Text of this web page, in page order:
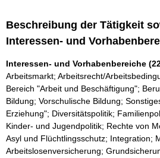
Beschreibung der Tätigkeit
Interessen- und
Interessen- und Vorhabenbereiche
Arbeitsmarkt; Arbeitsrecht/
Bereich "Arbeit und Beschäftigung";
Bildung; Vorschulische Bildung;
Erziehung"; Diversitätspolitik;
Kinder- und Jugendpolitik; Rechte von
Asyl und Flüchtlingsschutz; Integration;
Arbeitslosenversicherung;